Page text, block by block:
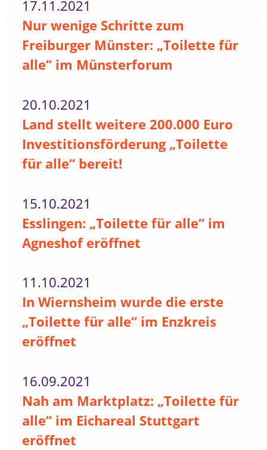
17.11.2021
Nur wenige Schritte zum
Freiburger Münster: „Toilette für
alle“ im Münsterforum
20.10.2021
Land stellt weitere 200.000 Euro
Investitionsförderung „Toilette
für alle“ bereit!
15.10.2021
Esslingen: „Toilette für alle“ im
Agneshof eröffnet
11.10.2021
In Wiernsheim wurde die erste
„Toilette für alle“ im Enzkreis
eröffnet
16.09.2021
Nah am Marktplatz: „Toilette für
alle“ im Eichareal Stuttgart
eröffnet